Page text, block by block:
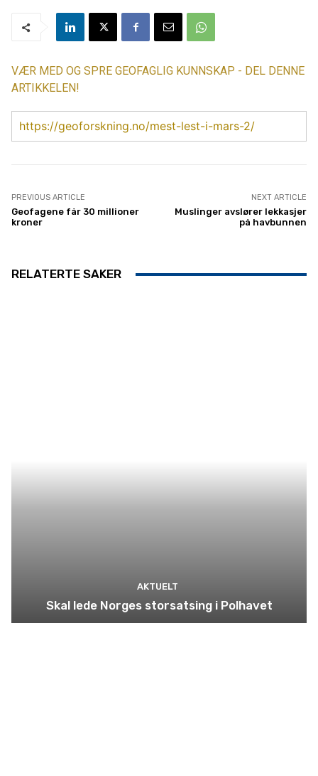
VÆR MED OG SPRE GEOFAGLIG KUNNSKAP - DEL DENNE
ARTIKKELEN!
https://geoforskning.no/mest-lest-i-mars-2/
PREVIOUS ARTICLE
Geofagene får 30 millioner
kroner
NEXT ARTICLE
Muslinger avslører lekkasjer
på havbunnen
RELATERTE SAKER
AKTUELT
Skal lede Norges storsatsing i Polhavet